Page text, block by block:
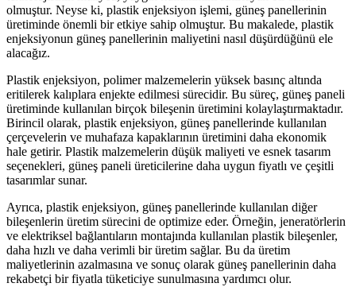
olmuştur. Neyse ki, plastik enjeksiyon işlemi, güneş panellerinin
üretiminde önemli bir etkiye sahip olmuştur. Bu makalede, plastik
enjeksiyonun güneş panellerinin maliyetini nasıl düşürdüğünü ele
alacağız.
Plastik enjeksiyon, polimer malzemelerin yüksek basınç altında
eritilerek kalıplara enjekte edilmesi sürecidir. Bu süreç, güneş paneli
üretiminde kullanılan birçok bileşenin üretimini kolaylaştırmaktadır.
Birincil olarak, plastik enjeksiyon, güneş panellerinde kullanılan
çerçevelerin ve muhafaza kapaklarının üretimini daha ekonomik
hale getirir. Plastik malzemelerin düşük maliyeti ve esnek tasarım
seçenekleri, güneş paneli üreticilerine daha uygun fiyatlı ve çeşitli
tasarımlar sunar.
Ayrıca, plastik enjeksiyon, güneş panellerinde kullanılan diğer
bileşenlerin üretim sürecini de optimize eder. Örneğin, jeneratörlerin
ve elektriksel bağlantıların montajında kullanılan plastik bileşenler,
daha hızlı ve daha verimli bir üretim sağlar. Bu da üretim
maliyetlerinin azalmasına ve sonuç olarak güneş panellerinin daha
rekabetçi bir fiyatla tüketiciye sunulmasına yardımcı olur.